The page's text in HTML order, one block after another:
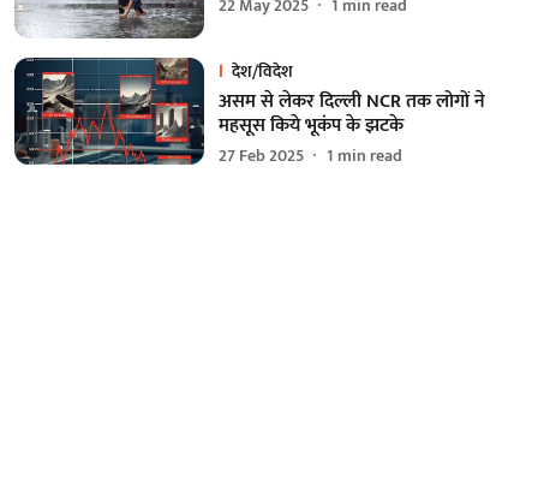
22 May 2025 1 min read
देश/विदेश
असम से लेकर दिल्ली NCR तक लोगों ने
महसूस किये भूकंप के झटके
27 Feb 2025 1 min read